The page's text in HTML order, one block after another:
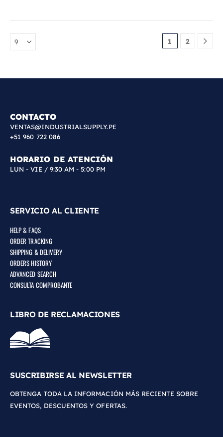
1 2
CONTACTO
VENTAS@INDUSTRIALSUPPLY.PE
+51 960 722 086
HORARIO DE ATENCIÓN
LUN - VIE / 9:30 AM - 5:00 PM
SERVICIO AL CLIENTE
HELP & FAQS
ORDER TRACKING
SHIPPING & DELIVERY
ORDERS HISTORY
ADVANCED SEARCH
CONSULTA COMPROBANTE
LIBRO DE RECLAMACIONES
SUSCRIBIRSE AL NEWSLETTER
OBTENGA TODA LA INFORMACIÓN MÁS RECIENTE SOBRE
EVENTOS, DESCUENTOS Y OFERTAS.